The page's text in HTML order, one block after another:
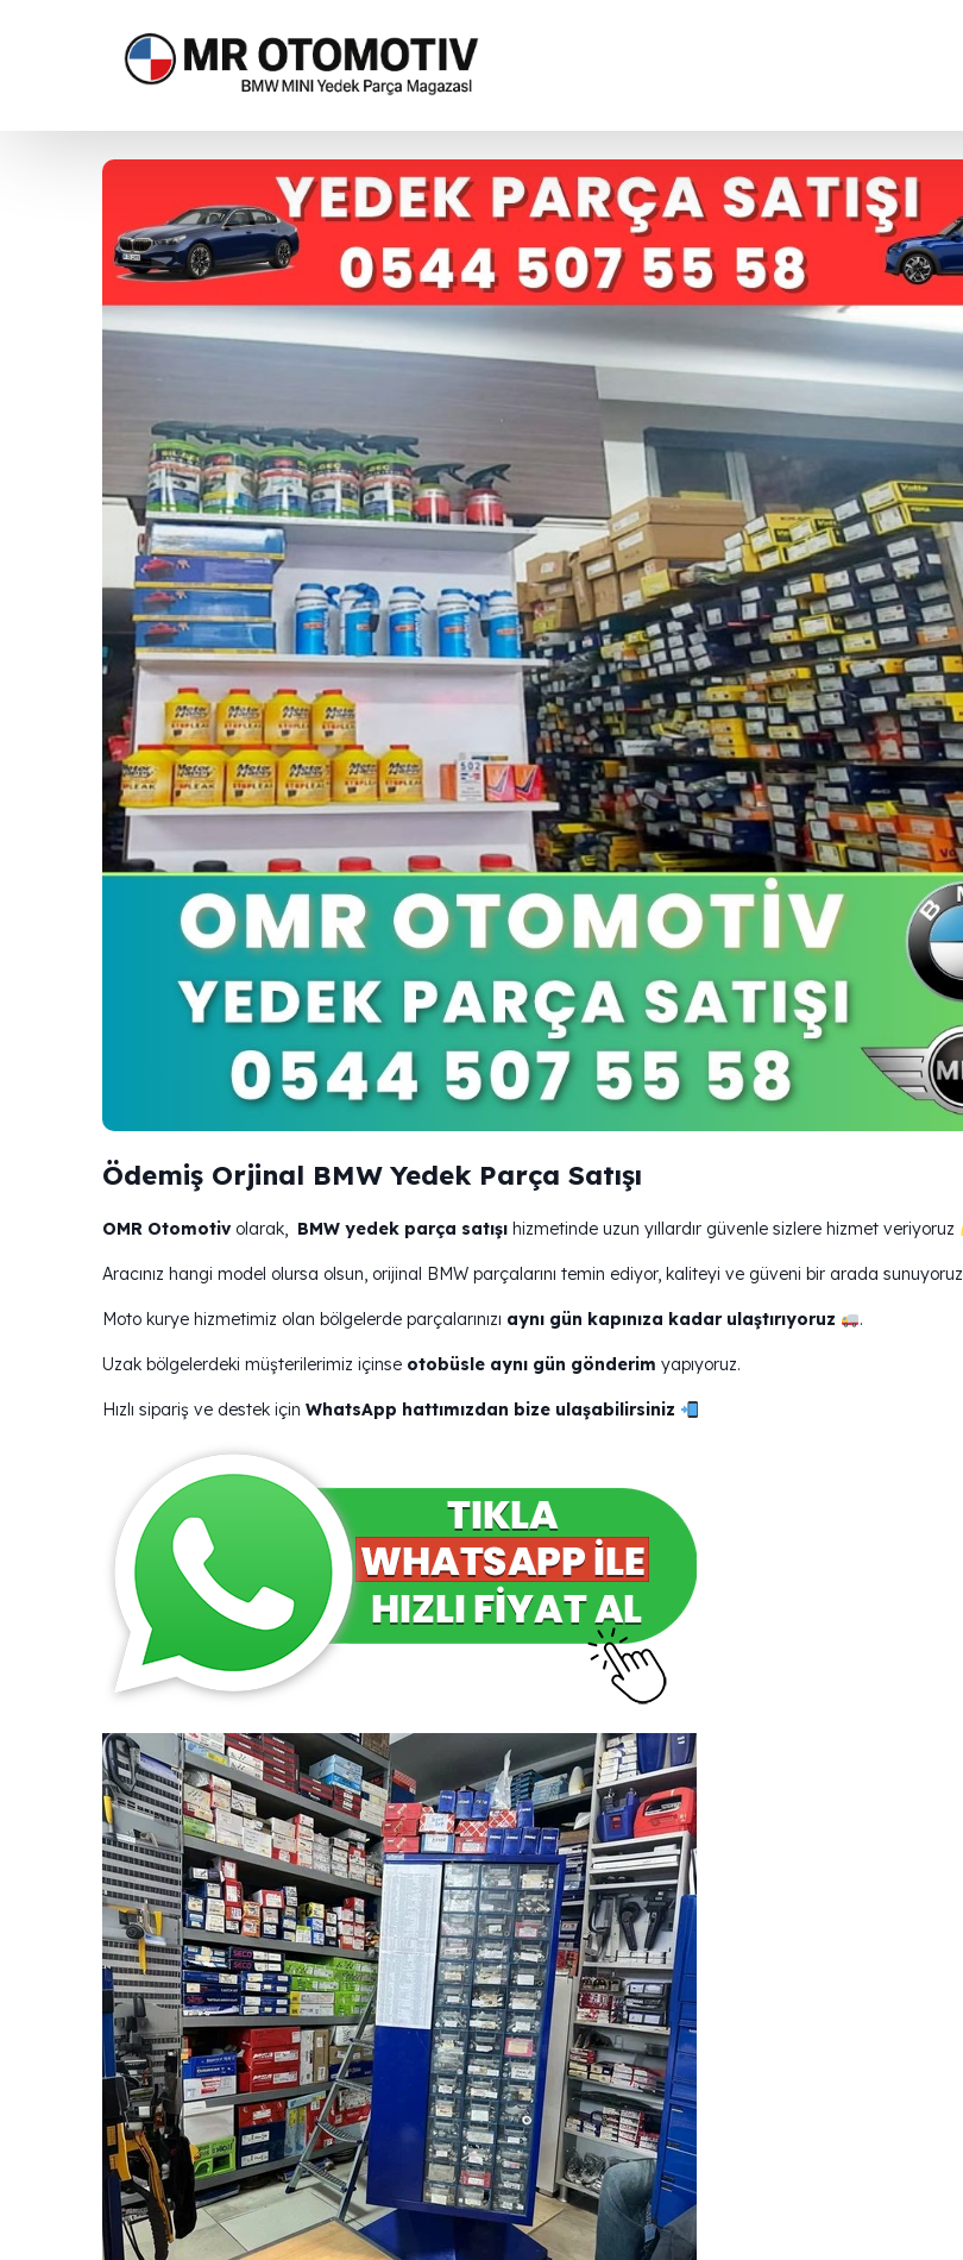
Ödemiş Orjinal BMW Yedek Parça Satışı
OMR Otomotivolarak, BMW yedek parça satışı hizmetinde uzun yıllardır güvenle sizlere hizmet veriyoruz
Aracınız hangi model olursa olsun, orijinal BMW parçalarını temin ediyor, kaliteyi ve güveni bir arada sunuyoruz
Moto kurye hizmetimiz olan bölgelerde parçalarınızı aynı gün kapınıza kadar ulaştırıyoruz .
Uzak bölgelerdeki müşterilerimiz içinse otobüsle aynı gün gönderim yapıyoruz.
Hızlı sipariş ve destek için WhatsApp hattımızdan bize ulaşabilirsiniz